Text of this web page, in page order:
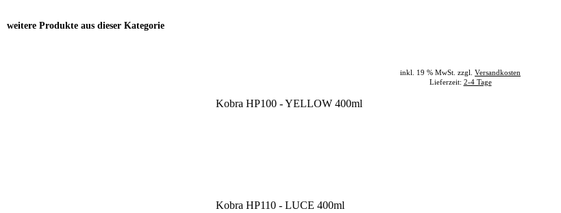
weitere Produkte aus dieser Kategorie
inkl. 19 % MwSt. zzgl. Versandkosten
Lieferzeit: 2-4 Tage
Kobra HP100 - YELLOW 400ml
Kobra HP110 - LUCE 400ml